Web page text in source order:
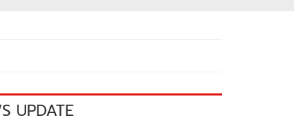
UPDATE